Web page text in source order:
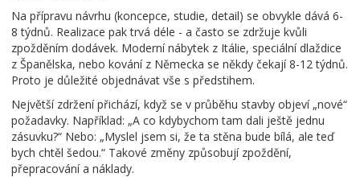
Na přípravu návrhu (koncepce, studie, detail) se obvykle dává 6-
8 týdnů. Realizace pak trvá déle - a často se zdržuje kvůli
zpožděním dodávek. Moderní nábytek z Itálie, speciální dlaždice
z Španělska, nebo kování z Německa se někdy čekají 8-12 týdnů.
Proto je důležité objednávat vše s předstihem.
Největší zdržení přichází, když se v průběhu stavby objeví „nové“
požadavky. Například: „A co kdybychom tam dali ještě jednu
zásuvku?“ Nebo: „Myslel jsem si, že ta stěna bude bílá, ale teď
bych chtěl šedou.“ Takové změny způsobují zpoždění,
přepracování a náklady.